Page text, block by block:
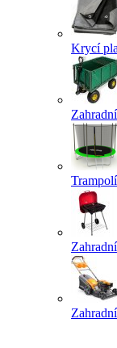
Krycí